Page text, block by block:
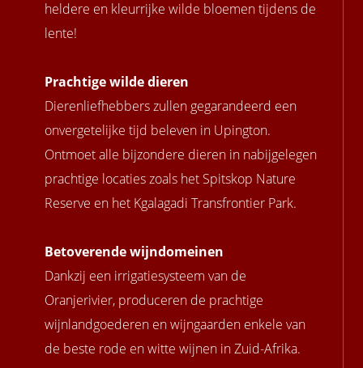
heldere en kleurrijke wilde bloemen tijdens de
lente!
Prachtige wilde dieren
Dierenliefhebbers zullen gegarandeerd een
onvergetelijke tijd beleven in Upington.
Ontmoet alle bijzondere dieren in nabijgelegen
prachtige locaties zoals het Spitskop Nature
Reserve en het Kgalagadi Transfrontier Park.
Betoverende wijndomeinen
Dankzij een irrigatiesysteem van de
Oranjerivier, produceren de prachtige
wijnlandgoederen en wijngaarden enkele van
de beste rode en witte wijnen in Zuid-Afrika.